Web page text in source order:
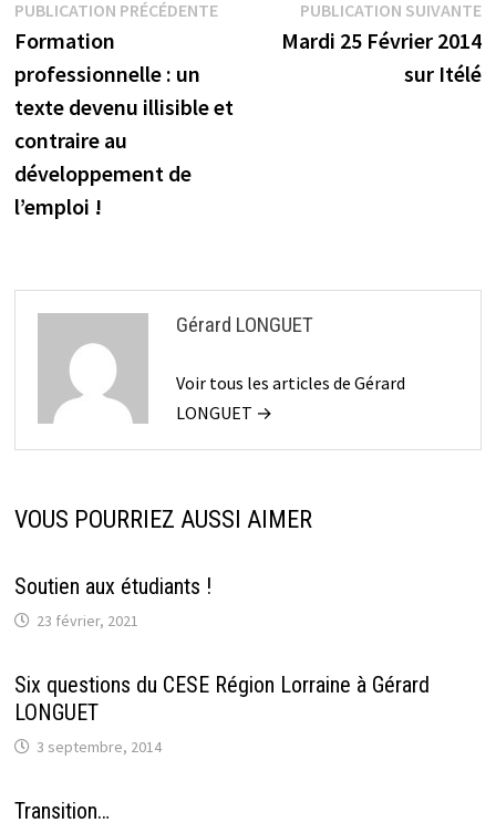
Navigation
de
l’article
PUBLICATION PRÉCÉDENTEPublication
précédente :
Formation
professionnelle : un
texte devenu illisible et
contraire au
développement de
l’emploi !
PUBLICATION SUIVANTE
Mardi 25 Février 2014
sur Itélé
Gérard LONGUET
Voir tous les articles de Gérard
LONGUET →
VOUS POURRIEZ AUSSI AIMER
Soutien aux étudiants !
23 février, 2021
Six questions du CESE Région Lorraine à Gérard
LONGUET
3 septembre, 2014
Transition…